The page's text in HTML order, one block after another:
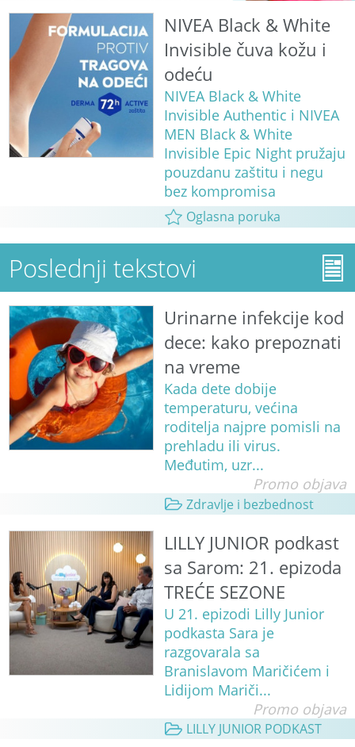
NIVEA Black & White
Invisible čuva kožu i
odeću
NIVEA Black & White
Invisible Authentic i NIVEA
MEN Black & White
Invisible Epic Night pružaju
pouzdanu zaštitu i negu
bez kompromisa
Oglasna poruka
Poslednji tekstovi
Urinarne infekcije kod
dece: kako prepoznati
na vreme
Kada dete dobije
temperaturu, većina
roditelja najpre pomisli na
prehladu ili virus.
Međutim, uzr...
Promo objava
Zdravlje i bezbednost
LILLY JUNIOR podkast
sa Sarom: 21. epizoda
TREĆE SEZONE
U 21. epizodi Lilly Junior
podkasta Sara je
razgovarala sa
Branislavom Maričićem i
Lidijom Mariči...
Promo objava
LILLY JUNIOR PODKAST